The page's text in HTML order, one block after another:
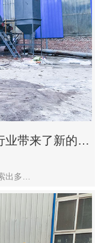
业带来了新的变
出多…